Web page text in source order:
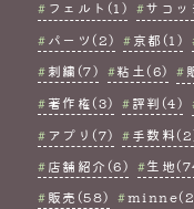
フェルト(1)
サコ
パーツ(2)
京都(1)
刺繍(7)
粘土(6)
著作権(3)
評判(4)
アプリ(7)
手数料
店舗紹介(6)
生地
販売(58)